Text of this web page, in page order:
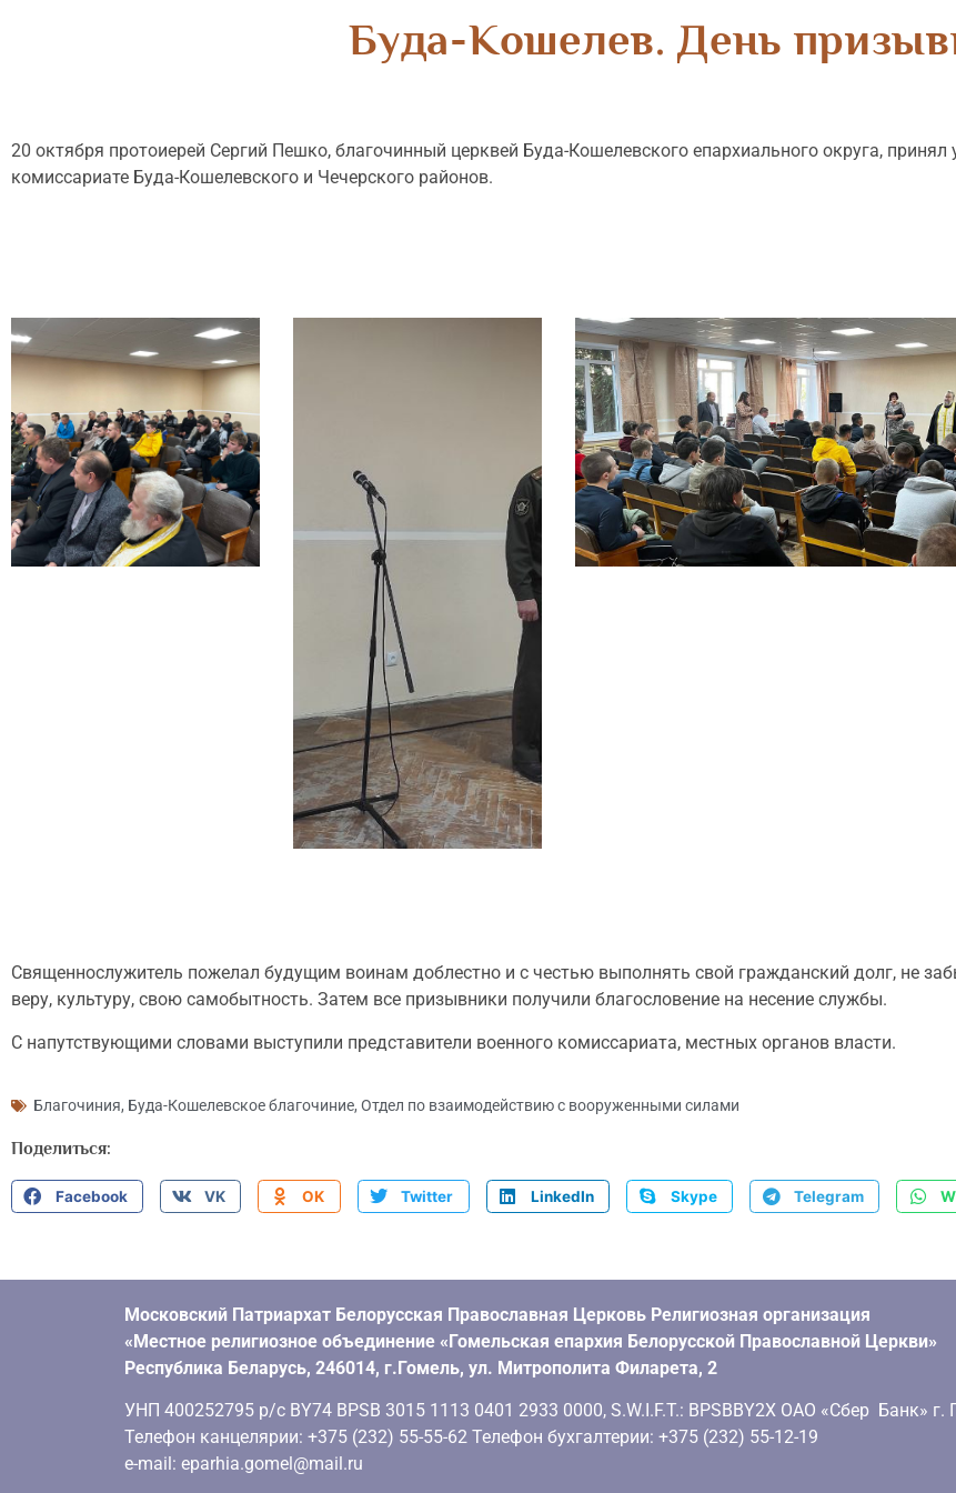
Буда-Кошелев. День
20 октября протоиерей Сергий Пешко, благочинный церквей Буда-Кошелевского епархиального округа,
комиссариате Буда-Кошелевского и Чечерского районов.
Священнослужитель пожелал будущим воинам доблестно и с честью выполнять свой гражданский долг, не
веру, культуру, свою самобытность. Затем все призывники получили благословение на несение службы.
С напутствующими словами выступили представители военного комиссариата, местных органов власти.
Благочиния, Буда-Кошелевское благочиние, Отдел по взаимодействию с вооруженными силами
Поделиться:
Facebook VK OK Twitter LinkedIn Skype Telegram
Московский Патриархат Белорусская Православная Церковь Религиозная организация
«Местное религиозное объединение «Гомельская епархия Белорусской Православной Церкви»
Республика Беларусь, 246014, г.Гомель, ул. Митрополита Филарета, 2
УНП 400252795 р/с BY74 BPSB 3015 1113 0401 2933 0000, S.W.I.F.T.: BPSBBY2X ОАО «Сбер Банк» г.
Телефон канцелярии: +375 (232) 55-55-62 Телефон бухгалтерии: +375 (232) 55-12-19
e-mail: eparhia.gomel@mail.ru